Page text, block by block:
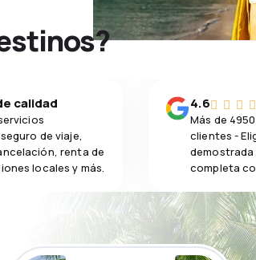
calidad
de viaje,
renta de
locales y más.
4.6
Más de
clientes -
demostrada
completa